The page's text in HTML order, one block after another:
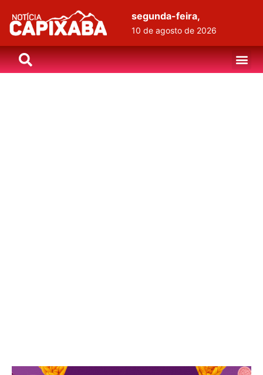
segunda-feira,
10 de agosto de 2026